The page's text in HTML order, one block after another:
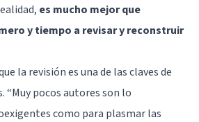
es mucho mejor que
y tiempo a revisar y reconstruir
la revisión es una de las claves de
“Muy pocos autores son lo
como para plasmar las